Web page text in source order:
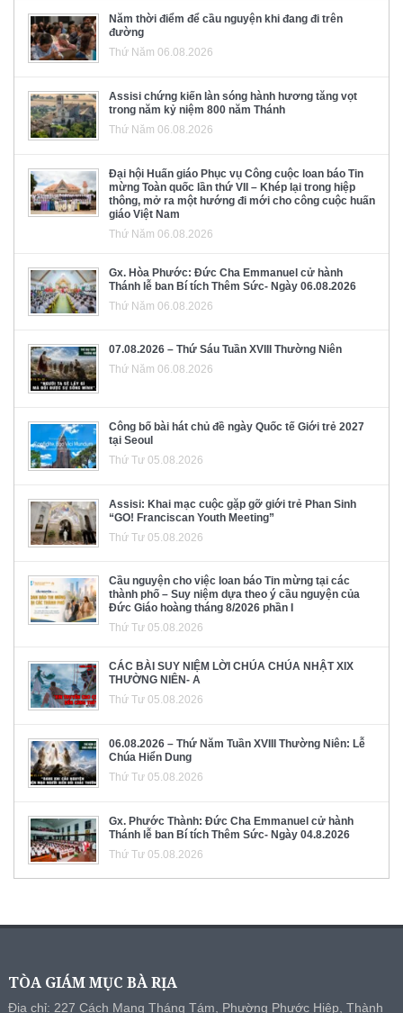
Năm thời điểm để cầu nguyện khi đang đi trên
đường
Thứ Năm 06.08.2026
Assisi chứng kiến làn sóng hành hương tăng vọt
trong năm kỷ niệm 800 năm Thánh
Thứ Năm 06.08.2026
Đại hội Huấn giáo Phục vụ Công cuộc loan báo Tin
mừng Toàn quốc lần thứ VII – Khép lại trong hiệp
thông, mở ra một hướng đi mới cho công cuộc huấn
giáo Việt Nam
Thứ Năm 06.08.2026
Gx. Hòa Phước: Đức Cha Emmanuel cử hành
Thánh lễ ban Bí tích Thêm Sức- Ngày 06.08.2026
Thứ Năm 06.08.2026
07.08.2026 – Thứ Sáu Tuần XVIII Thường Niên
Thứ Năm 06.08.2026
Công bố bài hát chủ đề ngày Quốc tế Giới trẻ 2027
tại Seoul
Thứ Tư 05.08.2026
Assisi: Khai mạc cuộc gặp gỡ giới trẻ Phan Sinh
“GO! Franciscan Youth Meeting”
Thứ Tư 05.08.2026
Cầu nguyện cho việc loan báo Tin mừng tại các
thành phố – Suy niệm dựa theo ý cầu nguyện của
Đức Giáo hoàng tháng 8/2026 phần I
Thứ Tư 05.08.2026
CÁC BÀI SUY NIỆM LỜI CHÚA CHÚA NHẬT XIX
THƯỜNG NIÊN- A
Thứ Tư 05.08.2026
06.08.2026 – Thứ Năm Tuần XVIII Thường Niên: Lễ
Chúa Hiển Dung
Thứ Tư 05.08.2026
Gx. Phước Thành: Đức Cha Emmanuel cử hành
Thánh lễ ban Bí tích Thêm Sức- Ngày 04.8.2026
Thứ Tư 05.08.2026
TÒA GIÁM MỤC BÀ RỊA
Địa chỉ: 227 Cách Mạng Tháng Tám, Phường Phước Hiệp, Thành